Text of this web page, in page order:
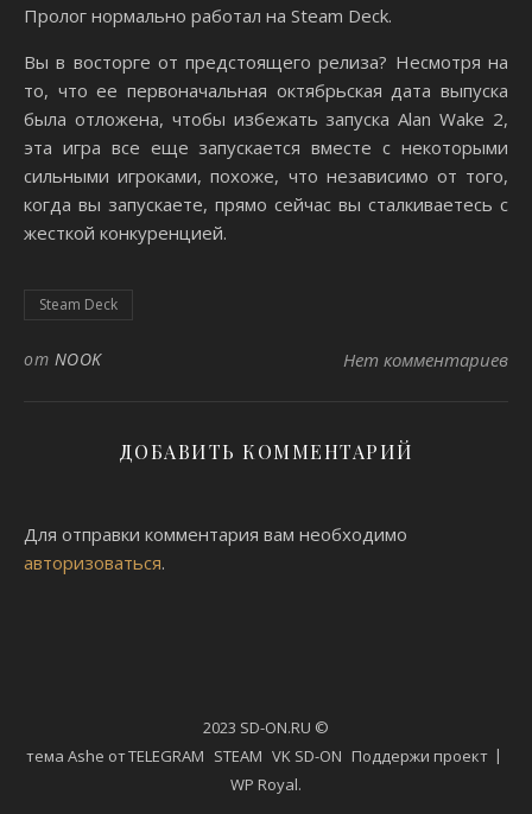
Пролог нормально работал на Steam Deck.
Вы в восторге от предстоящего релиза? Несмотря на
то, что ее первоначальная октябрьская дата выпуска
была отложена, чтобы избежать запуска Alan Wake 2,
эта игра все еще запускается вместе с некоторыми
сильными игроками, похоже, что независимо от того,
когда вы запускаете, прямо сейчас вы сталкиваетесь с
жесткой конкуренцией.
Steam Deck
от NOOK Нет комментариев
ДОБАВИТЬ КОММЕНТАРИЙ
Для отправки комментария вам необходимо
авторизоваться.
2023 SD-ON.RU ©
TELEGRAM STEAM VK SD-ON Поддержи проект
тема Ashe от
WP Royal.